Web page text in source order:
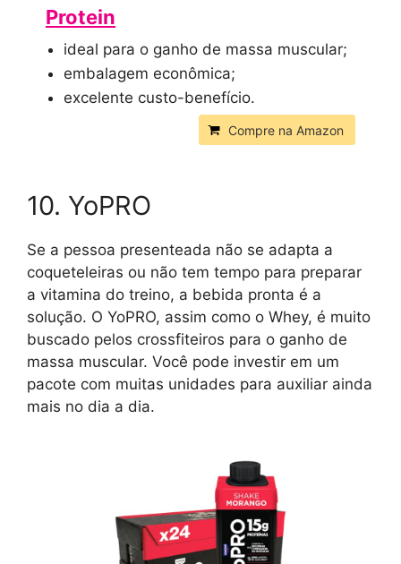
Protein
ideal para o ganho de massa muscular;
embalagem econômica;
excelente custo-benefício.
Compre na Amazon
10. YoPRO
Se a pessoa presenteada não se adapta a
coqueteleiras ou não tem tempo para preparar
a vitamina do treino, a bebida pronta é a
solução. O YoPRO, assim como o Whey, é muito
buscado pelos crossfiteiros para o ganho de
massa muscular. Você pode investir em um
pacote com muitas unidades para auxiliar ainda
mais no dia a dia.